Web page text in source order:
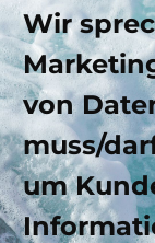
Wir
von
muss/
um